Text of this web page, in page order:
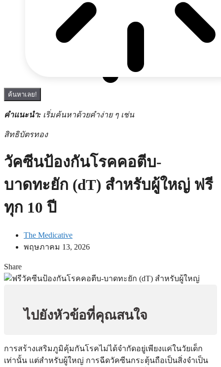
ค้นหาเลย!
คำแนะนำ: เริ่มค้นหาด้วยคำง่าย ๆ เช่น
สิทธิบัตรทอง
วัคซีนป้องกันโรคคอตีบ-
บาดทะยัก (dT) สำหรับผู้ใหญ่ ฟรี
ทุก 10 ปี
The Medicative
พฤษภาคม 13, 2026
Share
ไปยังหัวข้อที่คุณสนใจ
การสร้างเสริมภูมิคุ้มกันโรคไม่ได้จำกัดอยู่เพียงแค่ในวัยเด็ก
เท่านั้น แต่สำหรับผู้ใหญ่ การฉีดวัคซีนกระตุ้นถือเป็นสิ่งจำเป็น